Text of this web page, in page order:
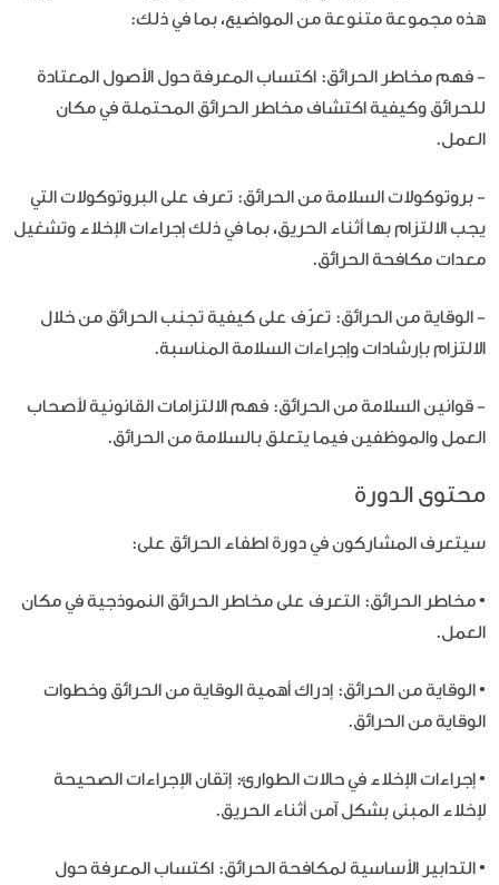
هذه مجموعة متنوعة من المواضيع، بما في ذلك:
- فهم مخاطر الحرائق: اكتساب المعرفة حول الأصول المعتادة
للحرائق وكيفية اكتشاف مخاطر الحرائق المحتملة في مكان
العمل.
- بروتوكولات السلامة من الحرائق: تعرف على البروتوكولات التي
يجب الالتزام بها أثناء الحريق، بما في ذلك إجراءات الإخلاء وتشغيل
معدات مكافحة الحرائق.
- الوقاية من الحرائق: تعرّف على كيفية تجنب الحرائق من خلال
الالتزام بإرشادات وإجراءات السلامة المناسبة.
- قوانين السلامة من الحرائق: فهم الالتزامات القانونية لأصحاب
العمل والموظفين فيما يتعلق بالسلامة من الحرائق.
محتوى الدورة
سيتعرف المشاركون في دورة اطفاء الحرائق على:
• مخاطر الحرائق: التعرف على مخاطر الحرائق النموذجية في مكان
العمل.
• الوقاية من الحرائق: إدراك أهمية الوقاية من الحرائق وخطوات
الوقاية من الحرائق.
• إجراءات الإخلاء في حالات الطوارئ: إتقان الإجراءات الصحيحة
لإخلاء المبنى بشكل آمن أثناء الحريق.
• التدابير الأساسية لمكافحة الحرائق: اكتساب المعرفة حول